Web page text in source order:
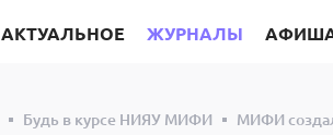
АКТУАЛЬНОЕ ЖУРНАЛЫ
Будь в курсе НИЯУ МИФИ МИФИ